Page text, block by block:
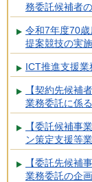
務委託候補者
令和7年度70
提案競技の実
ICT推進支援
【契約先候補
業務委託に係
【委託候補事
ン策定支援等
【委託先候補
業務委託の企